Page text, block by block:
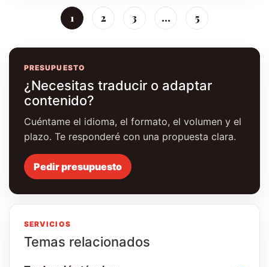
1 2 3 … 5
PRESUPUESTO
¿Necesitas traducir o adaptar
contenido?
Cuéntame el idioma, el formato, el volumen y el
plazo. Te responderé con una propuesta clara.
Pedir presupuesto
SERVICIOS
Temas relacionados